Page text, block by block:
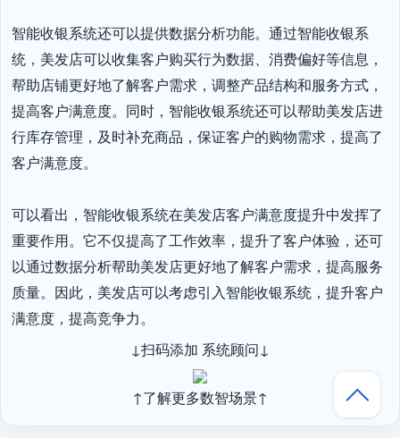
智能收银系统还可以提供数据分析功能。通过智能收银系
统，美发店可以收集客户购买行为数据、消费偏好等信息，
帮助店铺更好地了解客户需求，调整产品结构和服务方式，
提高客户满意度。同时，智能收银系统还可以帮助美发店进
行库存管理，及时补充商品，保证客户的购物需求，提高了
客户满意度。
可以看出，智能收银系统在美发店客户满意度提升中发挥了
重要作用。它不仅提高了工作效率，提升了客户体验，还可
以通过数据分析帮助美发店更好地了解客户需求，提高服务
质量。因此，美发店可以考虑引入智能收银系统，提升客户
满意度，提高竞争力。
↓扫码添加 系统顾问↓
↑了解更多数智场景↑